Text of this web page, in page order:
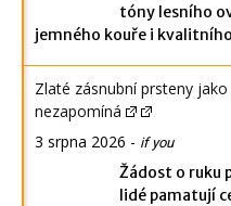
tóny lesního
jemného kouře i kvalitního
Zlaté zásnubní prsteny
nezapomíná
3 srpna 2026 - if you
Žádost o ruku
lidé pamatují